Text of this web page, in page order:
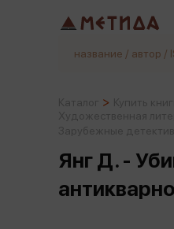
Янг Д. -